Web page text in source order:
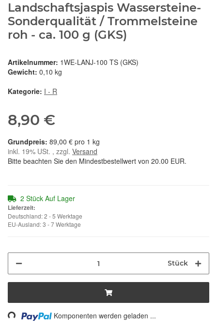
Landschaftsjaspis Wassersteine-
Sonderqualität / Trommelsteine
roh - ca. 100 g (GKS)
Artikelnummer: 1WE-LANJ-100 TS (GKS)
Gewicht: 0,10 kg
Kategorie: I - R
8,90 €
89,00 € pro 1 kg
inkl. 19% USt. , zzgl. Versand
Bitte beachten Sie den Mindestbestellwert von 20.00 EUR.
2 Stück Auf Lager
Lieferzeit:
Deutschland: 2 - 5 Werktage
EU-Ausland: 3 - 7 Werktage
Stück
Loading... Komponenten werden geladen ...